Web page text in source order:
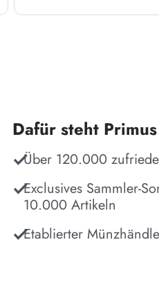
Dafür steht Primus
Über 120.000
Exclusives Sammler-
10.000 Artikeln
Etablierter